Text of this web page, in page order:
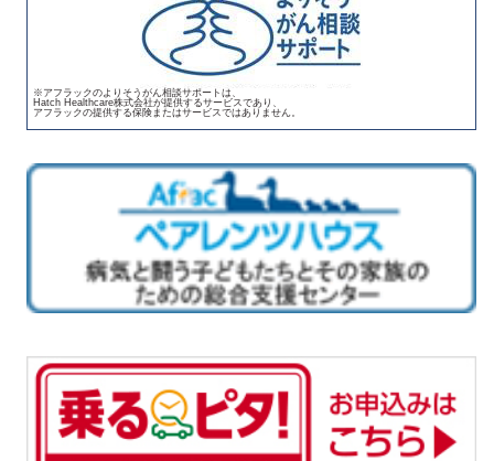
※アフラックのよりそうがん相談サポートは、
Hatch Healthcare株式会社が提供するサービスであり、
アフラックの提供する保険またはサービスではありません。